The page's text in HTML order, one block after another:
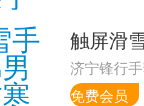
济宁锋行
免费会员